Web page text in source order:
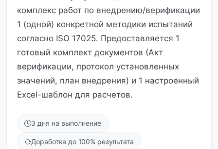
комплекс работ по внедрению/верификации
1 (одной) конкретной методики испытаний
согласно ISO 17025. Предоставляется 1
готовый комплект документов (Акт
верификации, протокол установленных
значений, план внедрения) и 1 настроенный
Excel-шаблон для расчетов.
3 дня на выполнение
Доработка до 100% результата